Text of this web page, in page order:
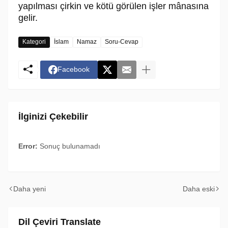
yapılması çirkin ve kötü görülen işler mânasına
gelir.
Kategori İslam Namaz Soru-Cevap
Facebook
İlginizi Çekebilir
Error: Sonuç bulunamadı
Daha yeni Daha eski
Dil Çeviri Translate